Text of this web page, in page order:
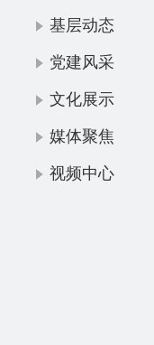
基层动态
党建风采
文化展示
媒体聚焦
视频中心